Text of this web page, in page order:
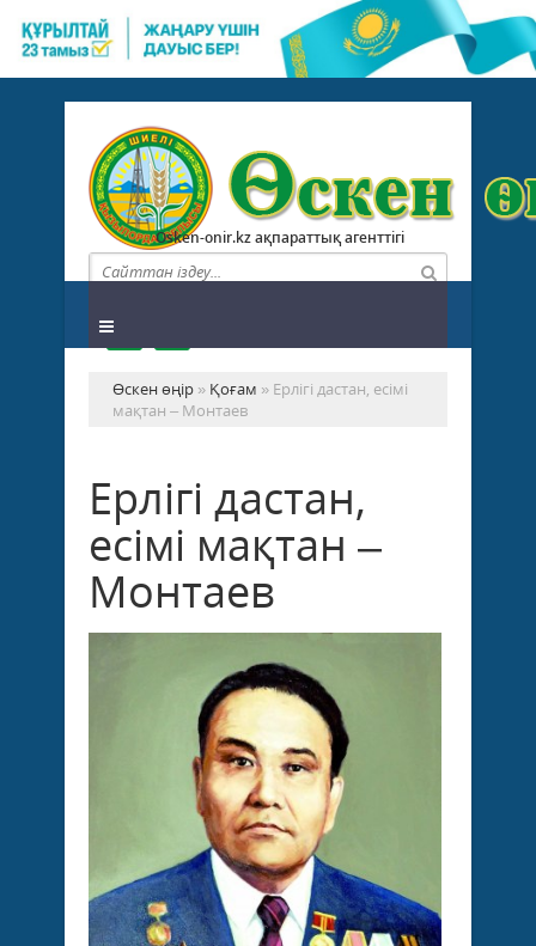
Osken-onir.kz ақпараттық агенттігі
Өскен өңір » Қоғам » Ерлігі дастан, есімі
мақтан – Монтаев
Ерлігі дастан,
есімі мақтан –
Монтаев